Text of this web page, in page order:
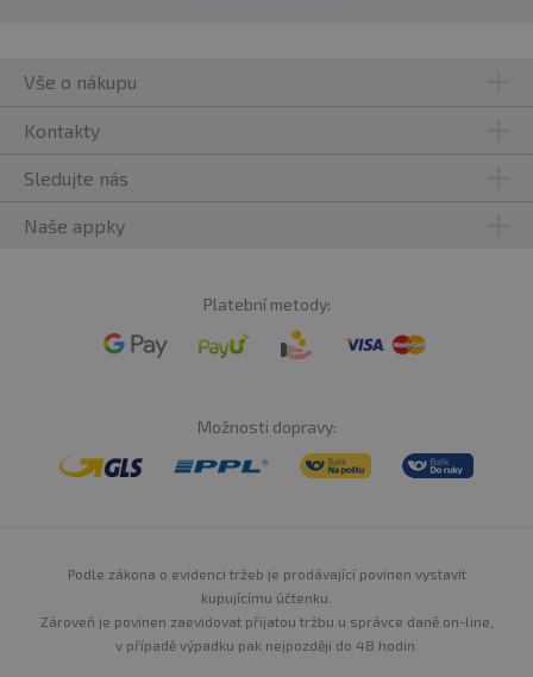
Vše o nákupu
Kontakty
Sledujte nás
Naše appky
Platební metody:
Možnosti dopravy:
Podle zákona o evidenci tržeb je prodávající povinen vystavit
kupujícímu účtenku.
Zároveň je povinen zaevidovat přijatou tržbu u správce daně on-line,
v případě výpadku pak nejpozději do 48 hodin.